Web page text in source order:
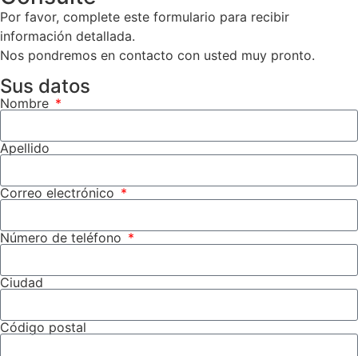
Por favor, complete este formulario para recibir
información detallada.
Nos pondremos en contacto con usted muy pronto.
Sus datos
Nombre
Apellido
Correo electrónico
Número de teléfono
Ciudad
Código postal